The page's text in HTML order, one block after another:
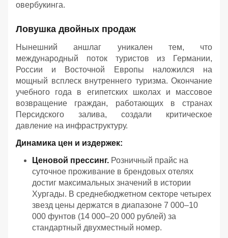
овербукинга.
Ловушка двойных продаж
Нынешний аншлаг уникален тем, что
международный поток туристов из Германии,
России и Восточной Европы наложился на
мощный всплеск внутреннего туризма. Окончание
учебного года в египетских школах и массовое
возвращение граждан, работающих в странах
Персидского залива, создали критическое
давление на инфраструктуру.
Динамика цен и издержек:
Ценовой прессинг. Розничный прайс на
суточное проживание в брендовых отелях
достиг максимальных значений в истории
Хургады. В среднебюджетном секторе четырех
звезд цены держатся в диапазоне 7 000–10
000 фунтов (14 000–20 000 рублей) за
стандартный двухместный номер.